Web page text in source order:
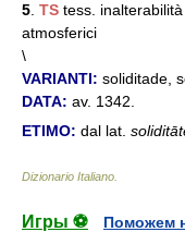
5 TS tess.
atmosferici
\
VARIANTI: soliditade,
DATA: av. 1342.
ETIMO: dal lat.
Dizionario Italiano
Игры ⚽
Поможем